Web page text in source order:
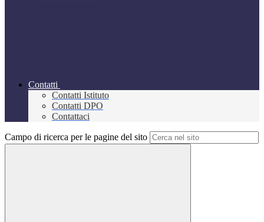
Contatti
Contatti Istituto
Contatti DPO
Contattaci
Campo di ricerca per le pagine del sito